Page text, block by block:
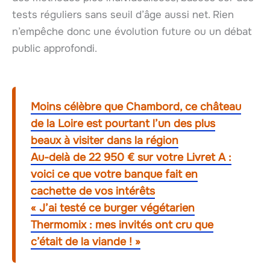
tests réguliers sans seuil d’âge aussi net. Rien
n’empêche donc une évolution future ou un débat
public approfondi.
Moins célèbre que Chambord, ce château
de la Loire est pourtant l’un des plus
beaux à visiter dans la région
Au-delà de 22 950 € sur votre Livret A :
voici ce que votre banque fait en
cachette de vos intérêts
« J’ai testé ce burger végétarien
Thermomix : mes invités ont cru que
c’était de la viande ! »